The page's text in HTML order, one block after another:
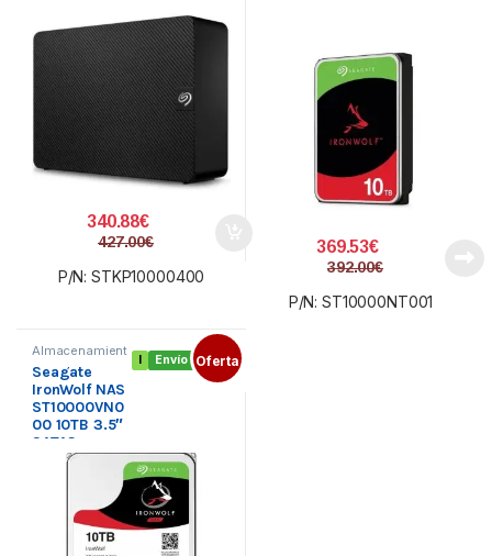
340.88€
427.00€
P/N: STKP10000400
369.53€
392.00€
P/N: ST10000NT001
Envío gratis
I Oferta
Almacenamient
Componentes
Disco duro 3.5
Seagate
IronWolf NAS
ST10000VN0
00 10TB 3.5″
SATA3